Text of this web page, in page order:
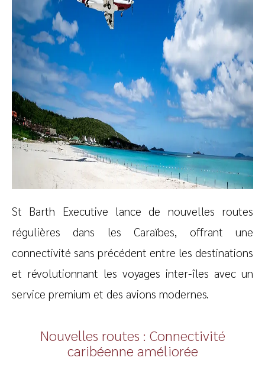
St Barth Executive lance de nouvelles routes
régulières dans les Caraïbes, offrant une
connectivité sans précédent entre les destinations
et révolutionnant les voyages inter-îles avec un
service premium et des avions modernes.
Nouvelles routes : Connectivité
caribéenne améliorée